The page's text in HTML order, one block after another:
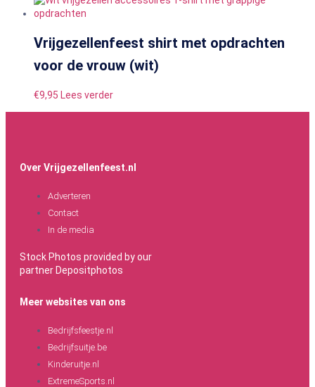
Vrijgezellenfeest shirt met opdrachten
voor de vrouw (wit)
€9,95 Lees verder
Over Vrijgezellenfeest.nl
Adverteren
Contact
In de media
Stock Photos provided by our
partner Depositphotos
Meer websites van ons
Bedrijfsfeestje.nl
Bedrijfsuitje.be
Kinderuitje.nl
ExtremeSports.nl